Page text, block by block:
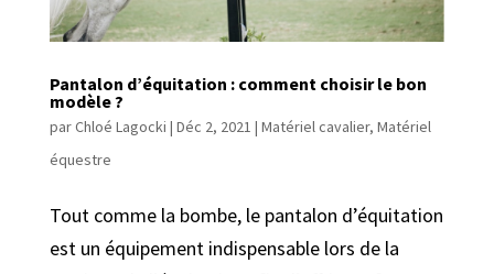
Pantalon d’équitation : comment choisir le bon
modèle ?
parChloé Lagocki | Déc 2, 2021 | Matériel cavalier, Matériel
équestre
Tout comme la bombe, le pantalon d’équitation
est un équipement indispensable lors de la